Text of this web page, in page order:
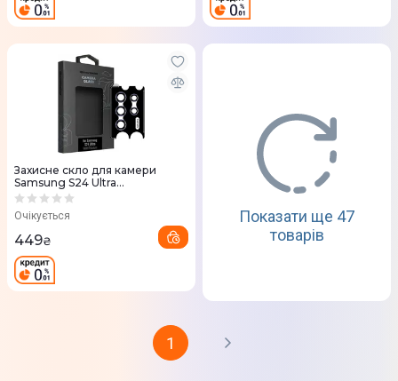
Захисне скло для камери
Samsung S24 Ultra
ArmorStandart Supreme Black
Очікується
449₴
Показати ще 47
товарів
1